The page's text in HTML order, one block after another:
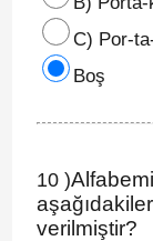
C) Por-
Boş
10 )
verilmiştir?